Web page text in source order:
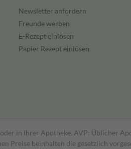
Newsletter anfordern
Freunde werben
E-Rezept einlösen
Papier Rezept einlösen
in Ihrer Apotheke. AVP: Üblicher
beinhalten die gesetzlich